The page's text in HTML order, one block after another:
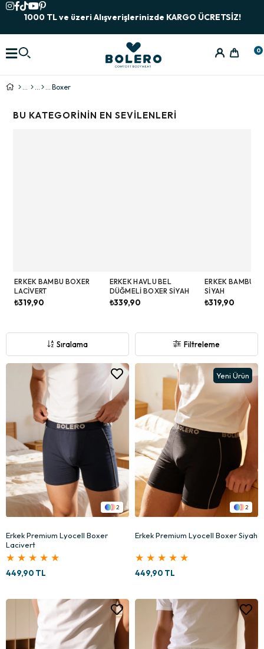
1000 TL ve üzeri Alışverişlerinizde KARGO ÜCRETSİZ!
0
Boxer
BU KATEGORININ EN SEVILENLERI
ERKEK BAMBU BOXER
LACIVERT
₺319,90
ERKEK HAVLU BEL
DÜĞMELI BOXER SIYAH
₺339,90
ERKEK BAMBU
SIYAH
₺319,90
Filtreleme
Sıralama
2
Erkek Premium Lyocell Boxer
Lacivert
★ ★ ★ ★ ★
449,90 TL
2
Erkek Premium Lyocell Boxer Siyah
★ ★ ★ ★ ★
449,90 TL
Yeni Ürün